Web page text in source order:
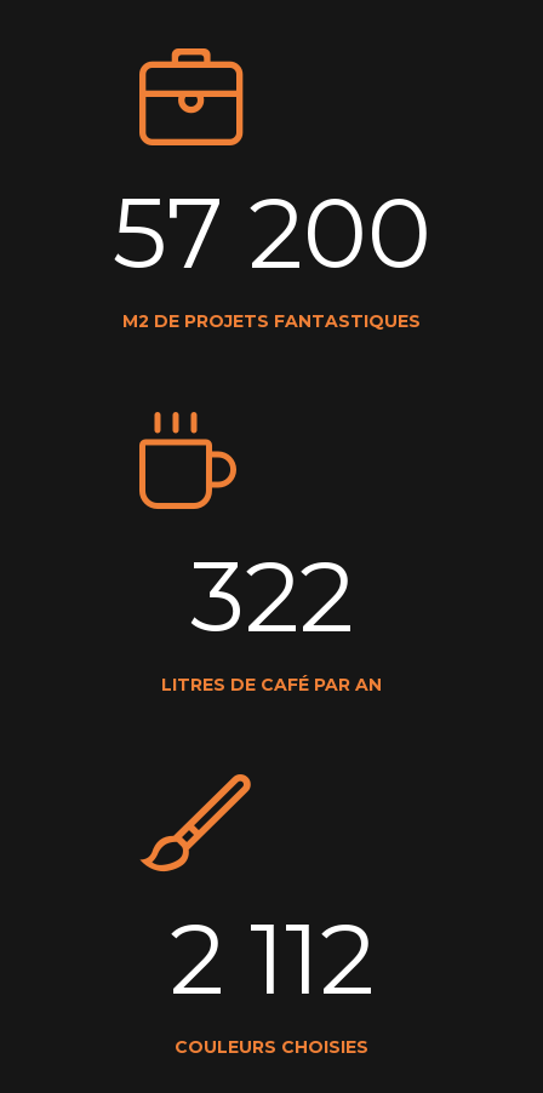
57 200
M2 DE PROJETS FANTASTIQUES
322
LITRES DE CAFÉ PAR AN
2 112
COULEURS CHOISIES